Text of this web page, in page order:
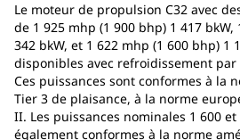
Le moteur de propulsion C32 avec
de 1 925 mhp (1 900 bhp) 1 417 bkW,
342 bkW, et 1 622 mhp (1 600 bhp) 1
disponibles avec refroidissement
Ces puissances sont conformes à la
Tier 3 de plaisance, à la norme
II. Les puissances nominales 1 600 et
également conformes à la norme